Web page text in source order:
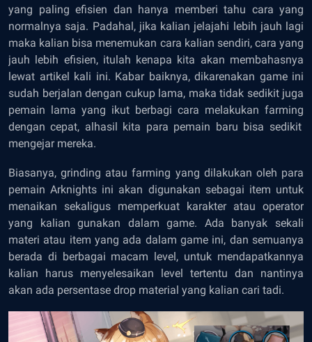
yang paling efisien dan hanya memberi tahu cara yang
normalnya saja. Padahal, jika kalian jelajahi lebih jauh lagi
maka kalian bisa menemukan cara kalian sendiri, cara yang
jauh lebih efisien, itulah kenapa kita akan membahasnya
lewat artikel kali ini. Kabar baiknya, dikarenakan game ini
sudah berjalan dengan cukup lama, maka tidak sedikit juga
pemain lama yang ikut berbagi cara melakukan farming
dengan cepat, alhasil kita para pemain baru bisa sedikit
mengejar mereka.
Biasanya,grinding ataufarming yang dilakukan oleh para
pemain Arknights ini akan digunakan sebagai item untuk
menaikan sekaligus memperkuat karakter atau operator
yang kalian gunakan dalam game. Ada banyak sekali
materi atau item yang ada dalam game ini, dan semuanya
berada di berbagai macam level, untuk mendapatkannya
kalian harus menyelesaikan level tertentu dan nantinya
akan ada persentase drop material yang kalian cari tadi.